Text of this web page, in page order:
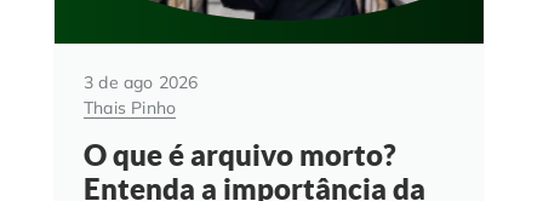
3 de ago 2026
Thais Pinho
O que é arquivo morto?
Entenda a importância da